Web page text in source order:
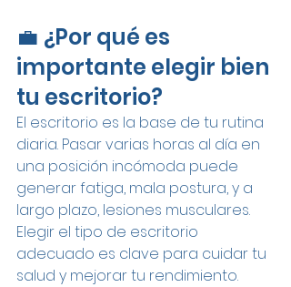
💼 ¿Por qué es
importante elegir bien
tu escritorio?
El escritorio es la base de tu rutina
diaria. Pasar varias horas al día en
una posición incómoda puede
generar fatiga, mala postura, y a
largo plazo, lesiones musculares.
Elegir el tipo de escritorio
adecuado es clave para cuidar tu
salud y mejorar tu rendimiento.